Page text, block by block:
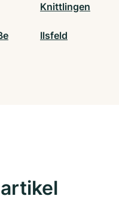
Knittlingen
Ilsfeld